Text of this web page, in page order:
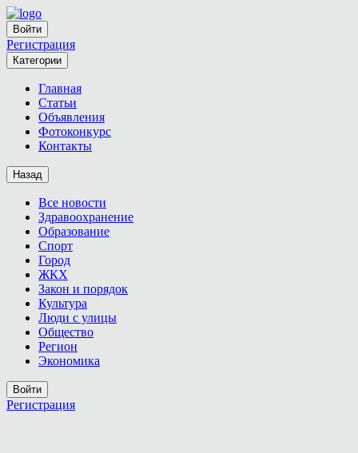
Войти
Регистрация
Категории
Главная
Статьи
Объявления
Фотоконкурс
Контакты
Назад
Все новости
Здравоохранение
Образование
Спорт
Город
ЖКХ
Закон и порядок
Культура
Люди с улицы
Общество
Регион
Экономика
Войти
Регистрация